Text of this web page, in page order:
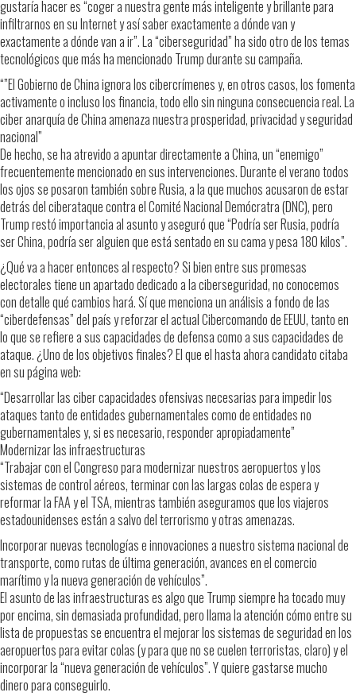
gustaría hacer es “coger a nuestra gente más inteligente y brillante para
infiltrarnos en su Internet y así saber exactamente a dónde van y
exactamente a dónde van a ir”. La “ciberseguridad” ha sido otro de los temas
tecnológicos que más ha mencionado Trump durante su campaña.
“”El Gobierno de China ignora los cibercrímenes y, en otros casos, los fomenta
activamente o incluso los financia, todo ello sin ninguna consecuencia real. La
ciber anarquía de China amenaza nuestra prosperidad, privacidad y seguridad
nacional”
De hecho, se ha atrevido a apuntar directamente a China, un “enemigo”
frecuentemente mencionado en sus intervenciones. Durante el verano todos
los ojos se posaron también sobre Rusia, a la que muchos acusaron de estar
detrás del ciberataque contra el Comité Nacional Demócratra (DNC), pero
Trump restó importancia al asunto y aseguró que “Podría ser Rusia, podría
ser China, podría ser alguien que está sentado en su cama y pesa 180 kilos”.
¿Qué va a hacer entonces al respecto? Si bien entre sus promesas
electorales tiene un apartado dedicado a la ciberseguridad, no conocemos
con detalle qué cambios hará. Sí que menciona un análisis a fondo de las
“ciberdefensas” del país y reforzar el actual Cibercomando de EEUU, tanto en
lo que se refiere a sus capacidades de defensa como a sus capacidades de
ataque. ¿Uno de los objetivos finales? El que el hasta ahora candidato citaba
en su página web:
“Desarrollar las ciber capacidades ofensivas necesarias para impedir los
ataques tanto de entidades gubernamentales como de entidades no
gubernamentales y, si es necesario, responder apropiadamente”
Modernizar las infraestructuras
“Trabajar con el Congreso para modernizar nuestros aeropuertos y los
sistemas de control aéreos, terminar con las largas colas de espera y
reformar la FAA y el TSA, mientras también aseguramos que los viajeros
estadounidenses están a salvo del terrorismo y otras amenazas.
Incorporar nuevas tecnologías e innovaciones a nuestro sistema nacional de
transporte, como rutas de última generación, avances en el comercio
marítimo y la nueva generación de vehículos”.
El asunto de las infraestructuras es algo que Trump siempre ha tocado muy
por encima, sin demasiada profundidad, pero llama la atención cómo entre su
lista de propuestas se encuentra el mejorar los sistemas de seguridad en los
aeropuertos para evitar colas (y para que no se cuelen terroristas, claro) y el
incorporar la “nueva generación de vehículos”. Y quiere gastarse mucho
dinero para conseguirlo.